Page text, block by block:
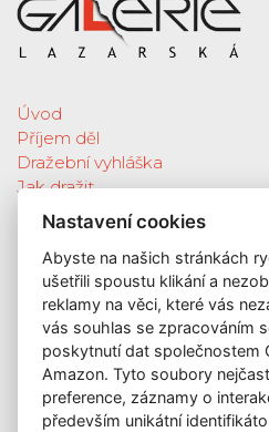
Úvod
Příjem děl
Dražební vyhláška
Jak dražit
Galerie
Katalog vydražených děl
O nás
GDPR
Kontakt
KONTAKT
GALERIE LAZARSKÁ
Lazarská 7
Nastavení cookies
Abyste na našich stránkách
ušetřili spoustu klikání a
reklamy na věci, které vás
vás souhlas se zpracováním
poskytnutí dat společnostem
Amazon. Tyto soubory
preference, záznamy o
především unikátní